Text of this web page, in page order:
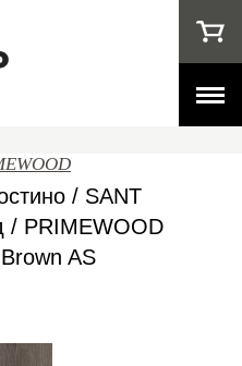
/ SANT
/ PRIMEWOOD
AS